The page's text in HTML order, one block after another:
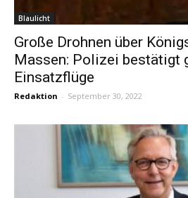
Blaulicht
Große Drohnen über
Massen: Polizei bestätigt
Einsatzflüge
Redaktion - September 30, 2022